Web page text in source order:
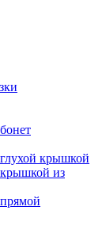
крышкой
из